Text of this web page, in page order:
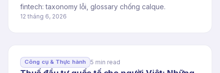
fintech: taxonomy lỗi, glossary chống calque.
12 tháng 6, 2026
Công cụ & Thực hành 5 min read